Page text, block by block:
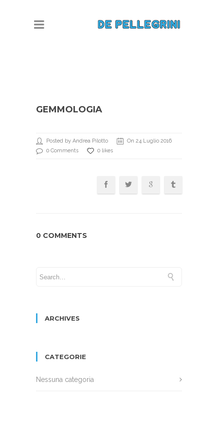
GEMMOLOGIA
Posted by Andrea Pilotto
On 24 Luglio 2016
0 Comments
0 likes
0 COMMENTS
ARCHIVES
CATEGORIE
Nessuna categoria